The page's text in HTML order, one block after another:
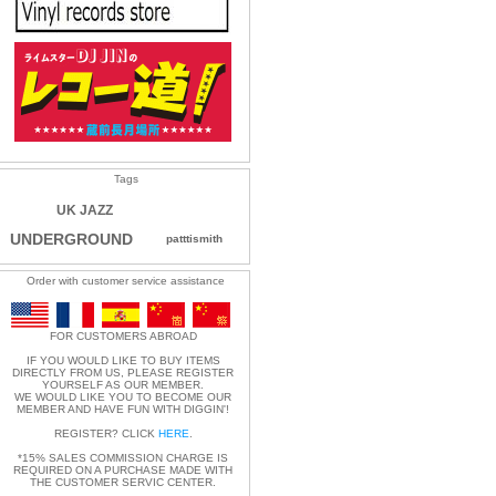
Tags
UK JAZZ
UNDERGROUND patttismith
Order with customer service assistance
FOR CUSTOMERS ABROAD
IF YOU WOULD LIKE TO BUY ITEMS
DIRECTLY FROM US, PLEASE REGISTER
YOURSELF AS OUR MEMBER.
WE WOULD LIKE YOU TO BECOME OUR
MEMBER AND HAVE FUN WITH DIGGIN'!
REGISTER? CLICK HERE
*15% SALES COMMISSION CHARGE IS
REQUIRED ON A PURCHASE MADE WITH
THE CUSTOMER SERVIC CENTER.